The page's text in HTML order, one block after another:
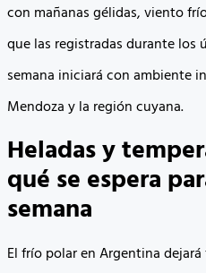
con mañanas gélidas, viento
que las registradas durante los
semana iniciará con ambiente
Mendoza y la región cuyana.
Heladas y
qué se espera
semana
El frío polar en Argentina